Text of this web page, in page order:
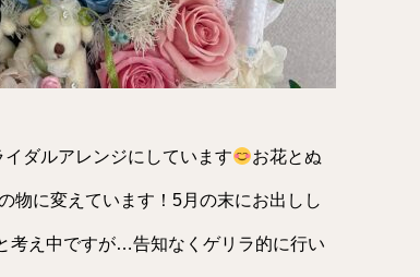
ダルアレンジにしています お花とぬ
物に変えています！5月の末にお出しし
考え中ですが…告知なくゲリラ的に行い